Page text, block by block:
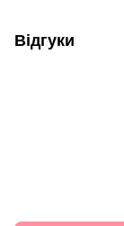
Відгуки